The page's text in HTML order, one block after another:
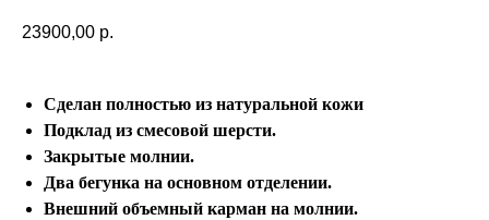
23900,00 р.
Сделан полностью из натуральной кожи
Подклад из смесовой шерсти.
Закрытые молнии.
Два бегунка на основном отделении.
Внешний объемный карман на молнии.